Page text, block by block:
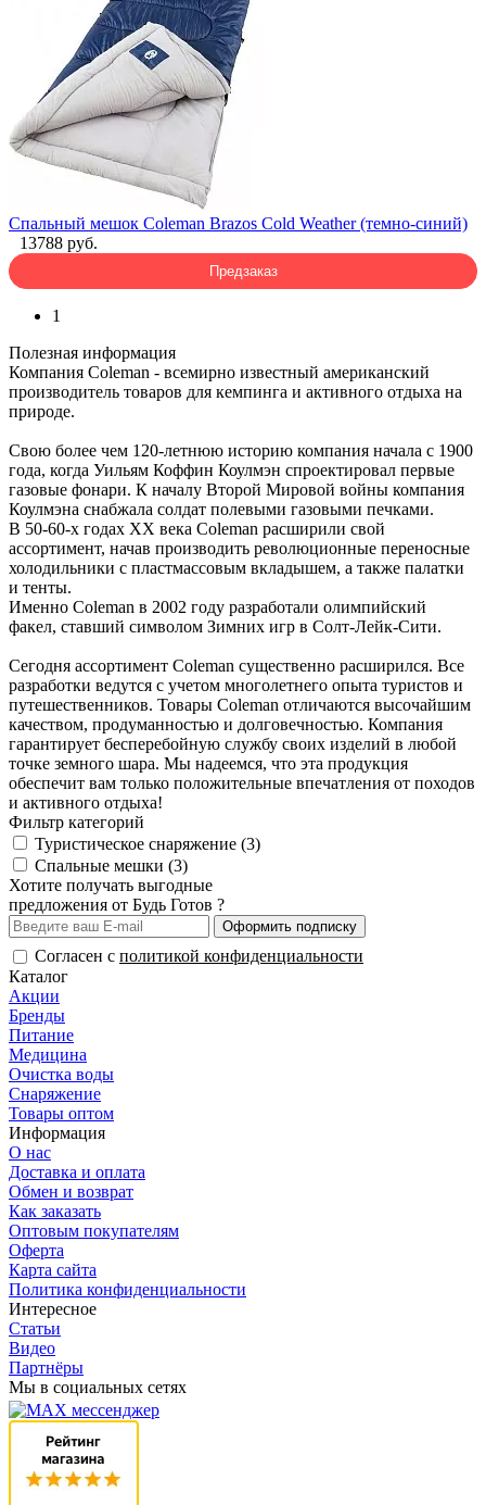
Спальный мешок Coleman Brazos Cold Weather (темно-синий)
13788 руб.
Предзаказ
1
Полезная информация
Компания Coleman - всемирно известный американский
производитель товаров для кемпинга и активного отдыха на
природе.
Свою более чем 120-летнюю историю компания начала с 1900
года, когда Уильям Коффин Коулмэн спроектировал первые
газовые фонари. К началу Второй Мировой войны компания
Коулмэна снабжала солдат полевыми газовыми печками.
В 50-60-х годах XX века Coleman расширили свой
ассортимент, начав производить революционные переносные
холодильники с пластмассовым вкладышем, а также палатки
и тенты.
Именно Coleman в 2002 году разработали олимпийский
факел, ставший символом Зимних игр в Солт-Лейк-Сити.
Сегодня ассортимент Coleman существенно расширился. Все
разработки ведутся с учетом многолетнего опыта туристов и
путешественников. Товары Coleman отличаются высочайшим
качеством, продуманностью и долговечностью. Компания
гарантирует бесперебойную службу своих изделий в любой
точке земного шара. Мы надеемся, что эта продукция
обеспечит вам только положительные впечатления от походов
и активного отдыха!
Фильтр категорий
Туристическое снаряжение (3)
Спальные мешки (3)
Хотите получать выгодные
предложения от Будь Готов ?
Оформить подписку
Согласен с политикой конфиденциальности
Каталог
Акции
Бренды
Питание
Медицина
Очистка воды
Снаряжение
Товары оптом
Информация
О нас
Доставка и оплата
Обмен и возврат
Как заказать
Оптовым покупателям
Оферта
Карта сайта
Политика конфиденциальности
Интересное
Статьи
Видео
Партнёры
Мы в социальных сетях